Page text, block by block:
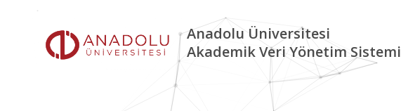
Anadolu Üniversitesi
Akademik Veri Yönetim Sistemi